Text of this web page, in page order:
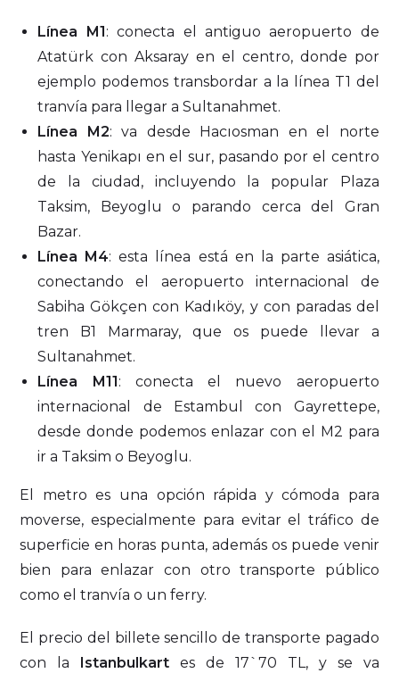
Línea M1 : conecta el antiguo aeropuerto de
Atatürk con Aksaray en el centro, donde por
ejemplo podemos transbordar a la línea T1 del
tranvía para llegar a Sultanahmet.
Línea M2: va desde Hacıosman en el norte
hasta Yenikapı en el sur, pasando por el centro
de la ciudad, incluyendo la popular Plaza
Taksim, Beyoglu o parando cerca del Gran
Bazar.
Línea M4: esta línea está en la parte asiática,
conectando el aeropuerto internacional de
Sabiha Gökçen con Kadıköy, y con paradas del
tren B1 Marmaray, que os puede llevar a
Sultanahmet.
Línea M11 : conecta el nuevo aeropuerto
internacional de Estambul con Gayrettepe,
desde donde podemos enlazar con el M2 para
ir a Taksim o Beyoglu.
El metro es una opción rápida y cómoda para
moverse, especialmente para evitar el tráfico de
superficie en horas punta, además os puede venir
bien para enlazar con otro transporte público
como el tranvía o un ferry.
El precio del billete sencillo de transporte pagado
con la
Istanbulkart es de 17`70 TL, y se va